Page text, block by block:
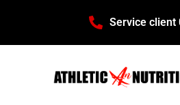
Service client